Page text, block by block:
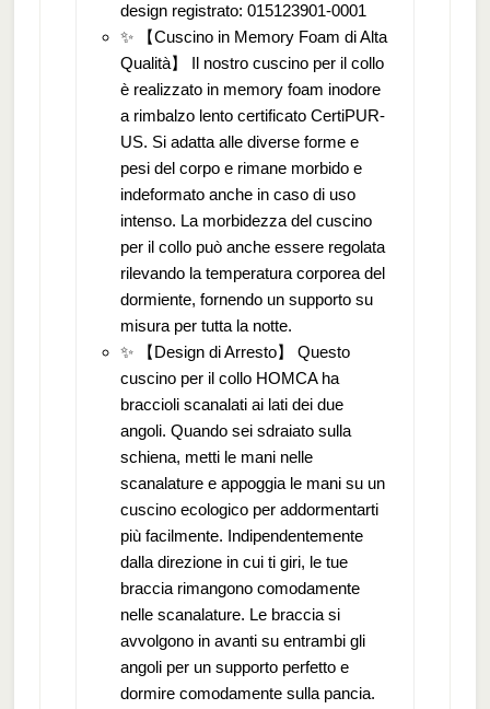
design registrato: 015123901-0001
✨ 【Cuscino in Memory Foam di Alta
Qualità】 Il nostro cuscino per il collo
è realizzato in memory foam inodore
a rimbalzo lento certificato CertiPUR-
US. Si adatta alle diverse forme e
pesi del corpo e rimane morbido e
indeformato anche in caso di uso
intenso. La morbidezza del cuscino
per il collo può anche essere regolata
rilevando la temperatura corporea del
dormiente, fornendo un supporto su
misura per tutta la notte.
✨ 【Design di Arresto】 Questo
cuscino per il collo HOMCA ha
braccioli scanalati ai lati dei due
angoli. Quando sei sdraiato sulla
schiena, metti le mani nelle
scanalature e appoggia le mani su un
cuscino ecologico per addormentarti
più facilmente. Indipendentemente
dalla direzione in cui ti giri, le tue
braccia rimangono comodamente
nelle scanalature. Le braccia si
avvolgono in avanti su entrambi gli
angoli per un supporto perfetto e
dormire comodamente sulla pancia.